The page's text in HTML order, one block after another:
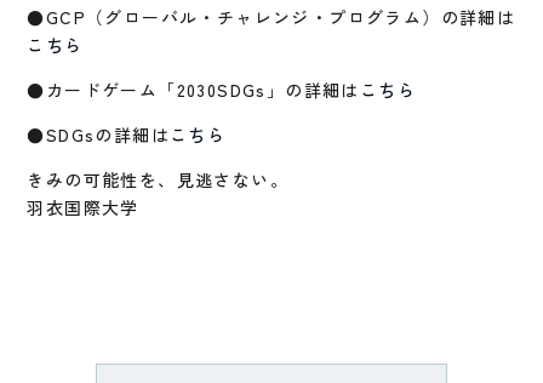
●GCP（グローバル・チャレンジ・プログラム）の詳細は
こちら
●カードゲーム「2030SDGs」の詳細は こちら
●SDGsの詳細は こちら
きみの可能性を、見逃さない。
羽衣国際大学